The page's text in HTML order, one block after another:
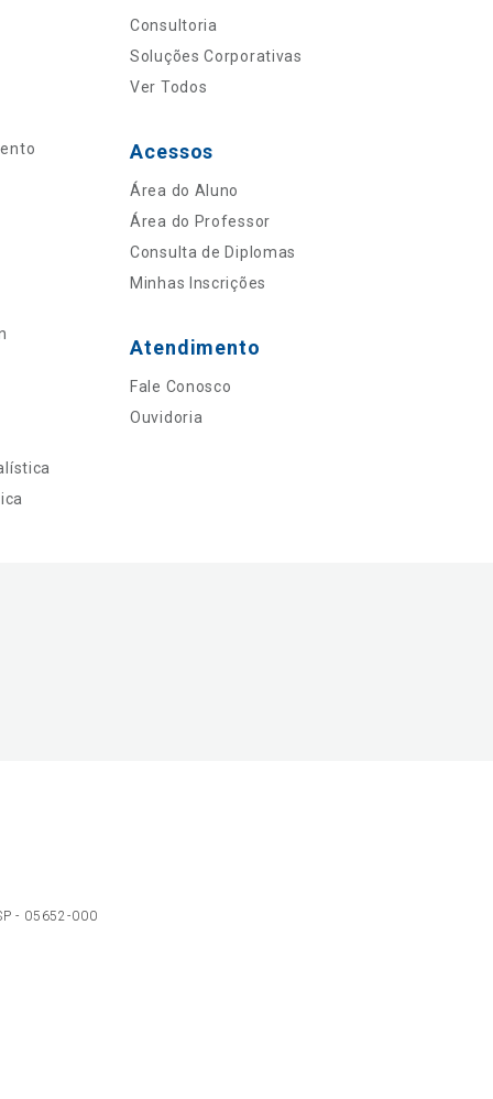
Consultoria
Soluções Corporativas
Ver Todos
Acessos
Área do Aluno
Área do Professor
Consulta de Diplomas
Minhas Inscrições
Atendimento
Fale Conosco
Ouvidoria
- 05652-000